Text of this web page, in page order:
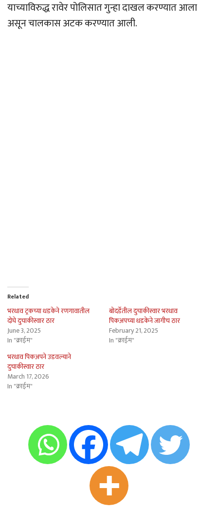
याच्याविरुद्ध रावेर पोलिसात गुन्हा दाखल करण्यात आला
असून चालकास अटक करण्यात आली.
Related
भरधाव ट्रकच्या धडकेने रणगावातील
दोघे दुचाकीस्वार ठार
June 3, 2025
In "क्राईम"
बोदर्डेतील दुचाकीस्वार भरधाव
पिकअपच्या धडकेने जागीच ठार
February 21, 2025
In "क्राईम"
भरधाव पिकअपने उडवल्याने
दुचाकीस्वार ठार
March 17, 2026
In "क्राईम"